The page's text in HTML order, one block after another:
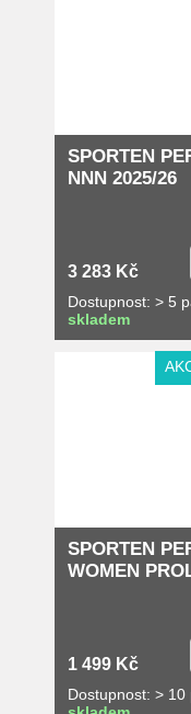
SPORTEN
NNN 2025/26
3 283 Kč
Dostupnost: > 5
skladem
SPORTEN
WOMEN
1 499 Kč
Dostupnost: > 10